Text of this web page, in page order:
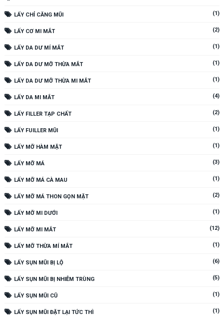
LẤY CHỈ CĂNG MŨI (1)
LẤY CƠ MI MẮT (2)
LẤY DA DƯ MÍ MẮT (1)
LẤY DA DƯ MỠ THỪA MẮT (1)
LẤY DA DƯ MỠ THỪA MI MẮT (1)
LẤY DA MI MẮT (4)
LẤY FILLER TẠP CHẤT (2)
LẤY FUILLER MŨI (1)
LẤY MỠ HÀM MẶT (1)
LẤY MỠ MÁ (3)
LẤY MỠ MÁ CÀ MAU (1)
LẤY MỠ MÁ THON GỌN MẶT (2)
LẤY MỠ MI DƯỚI (1)
LẤY MỠ MI MẮT (12)
LẤY MỠ THỪA MÍ MẮT (1)
LẤY SỤN MŨI BỊ LỘ (6)
LẤY SỤN MŨI BỊ NHIỄM TRÙNG (5)
LẤY SỤN MŨI CŨ (1)
LẤY SỤN MŨI ĐẶT LẠI TỨC THÌ (1)